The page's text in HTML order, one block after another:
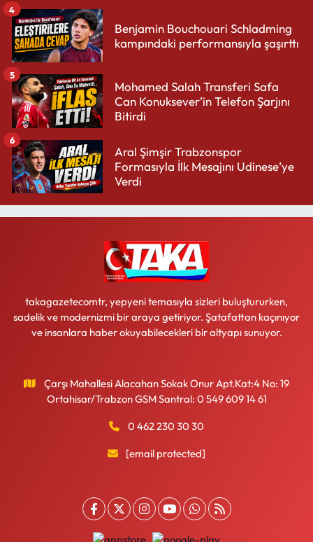
Benjamin Bouchouari Schladming
kampındaki performansıyla şaşırttı
4
Mohamed Salah Transferi Safa
Can Konuksever’in Telefon Şarjını
Bitirdi
5
Aral Şimşir Trabzonspor
Formasıyla İlk Mesajını Udinese’ye
Verdi
6
takagazetecomtr, yepyeni temasıyla sizleri buluştururken,
sadelik ve modernizmi bir araya getiriyor. Şatafattan kaçınıyor
ve insanlara haber okuyabilecekleri bir altyapı sunuyor.
Çarşı Mahallesi Alacahan Sokak Onur Apt.Kat:4 No: 19
Ortahisar/Trabzon GSM Santral: 0 549 609 14 61
0 462 230 30 30
[email protected]